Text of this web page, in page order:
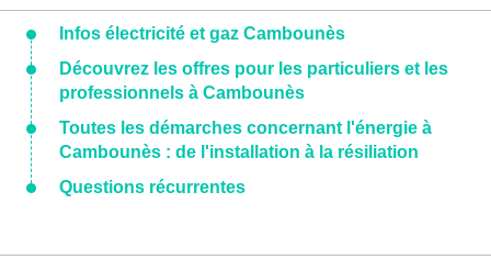
Infos électricité et gaz Cambounès
Découvrez les offres pour les particuliers et les
professionnels à Cambounès
Toutes les démarches concernant l'énergie à
Cambounès : de l'installation à la résiliation
Questions récurrentes